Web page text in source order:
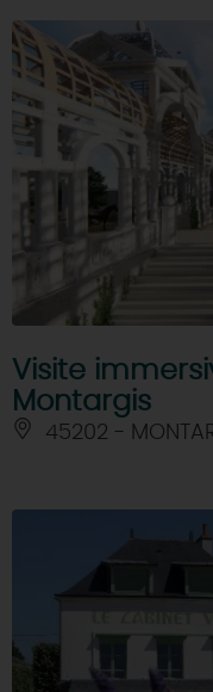
Visite
Montargis
45202 -